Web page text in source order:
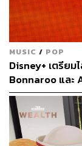
เมื่อเร็วๆ นี้ แฟ
บนโซเชียลมีเดีย
เพื่อประท้วงการ
ต้องจับตาดูต่อไ
‘เวทมนตร์’ ของ
แม้จะทำให้ราย
อีกทางหนึ่งคนที่เ
ลับได้เช่นกัน
MUSIC / POP
Disney+ เตรีย
Bonnaroo และ